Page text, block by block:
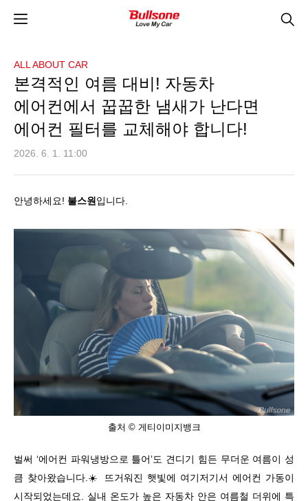
ALL ABOUT CAR
본격적인 여름 대비! 자동차
에어컨에서 꿉꿉한 냄새가 난다면
에어컨 필터를 교체해야 합니다!
2026. 6. 1. 11:00
안녕하세요! 불스원 입니다
출처 © 게티이미지뱅크
벌써 ‘에어컨 파워냉방으로 틀어’도 견디기 힘든 무더운 여름이 성
큼 찾아왔습니다 ☀️
뜨거워진 햇빛에 여기저기서 에어컨 가동이
시작되었는데요
실내 온도가 높은 자동차 안은 여름철 더위에 특